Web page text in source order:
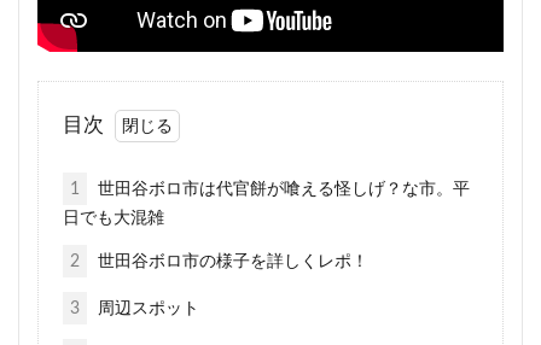
目次
1
世田谷ボロ市は代官餅が喰える怪しげ？な市。平
日でも大混雑
2 世田谷ボロ市の様子を詳しくレポ！
3 周辺スポット